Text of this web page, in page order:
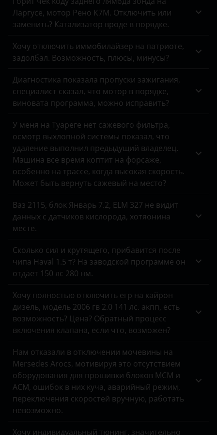
Ларгусе, мотор Рено К7М. Отключить или
заменить? Катализатор вроде в порядке.
Хочу отключить иммобилайзер на патриоте,
задолбал. Возможность, плюсы, минусы?
Диагностика показала пропуски зажигания,
специалист сказал, что мотор в порядке,
виновата программа, можно исправить?
У меня на Туареге нет сажевого фильтра,
осмотр выхлопной системы показал, что
удаление выполнил предыдущий владелец.
Машина все время коптит на форсаже,
особенно на трассе, когда высокая скорость.
Может быть вернуть сажевый на место?
Ваз 2115, блок Январь 7.2, ELM 327 не видит
данных с датчиков кислорода, хотяонина
месте.
Сколько сил и крутящего, прибавится после
чипа Haval 1.5 т? На заводской программе он
отдает 150 лс 280 нм.
Хочу полностью отключить егр на кайрон
дизель, модель 2006 гв 2.0 141 лс. акпп, есть
возможность? Цена? Обратный процесс
включения клапана, если что, возможен?
Нам отказали в отключении мочевины на
Mersedes Arocs, мотивируя это отсутствием
оборудования для прошивки блоков MCM и
ACM, ошибок в них куча, аварийный режим,
переключения скоростей вручную, работать
невозможно.
Хочу индивидуальный тюнинг, значительно